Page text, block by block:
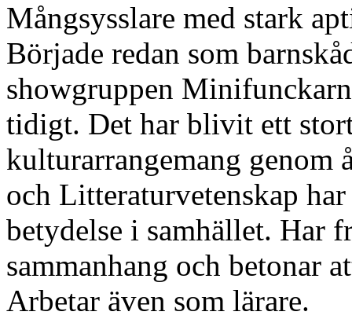
Mångsysslare med stark
Började redan som
showgruppen
tidigt. Det har blivit ett
kulturarrangemang genom
och Litteraturvetenskap
betydelse i samhället. Har
sammanhang och betonar
Arbetar även som lärare.